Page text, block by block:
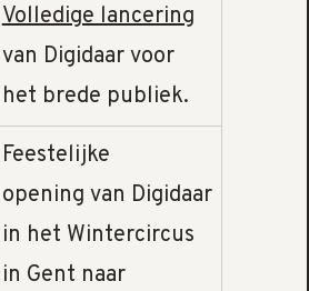
Volledige lancering
van Digidaar voor
het brede publiek.
Feestelijke
opening van Digidaar
in het Wintercircus
in Gent naar